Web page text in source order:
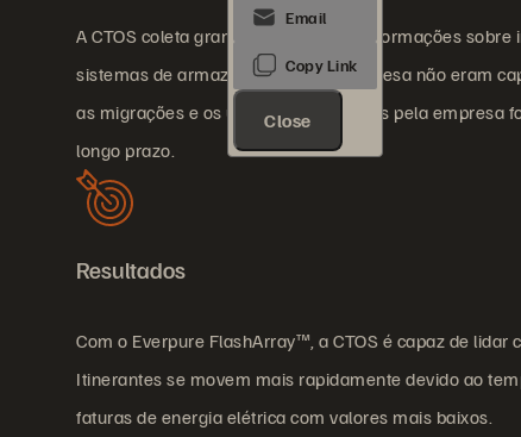
Close
A CTOS coleta grandes volumes de informações
sistemas de armazenamento da empresa não eram
as migrações e os upgrades realizados pela empresa
longo prazo.
Resultados
Com o Everpure FlashArray™, a CTOS é capaz de
Itinerantes se movem mais rapidamente devido ao
faturas de energia elétrica com valores mais baixos.